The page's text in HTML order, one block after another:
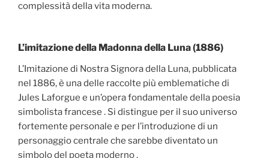
complessità della vita moderna.
L’imitazione della Madonna della Luna (1886)
L’Imitazione di Nostra Signora della Luna, pubblicata
nel 1886, è una delle raccolte più emblematiche di
Jules Laforgue e un’opera fondamentale della poesia
simbolista francese . Si distingue per il suo universo
fortemente personale e per l’introduzione di un
personaggio centrale che sarebbe diventato un
simbolo del poeta moderno .